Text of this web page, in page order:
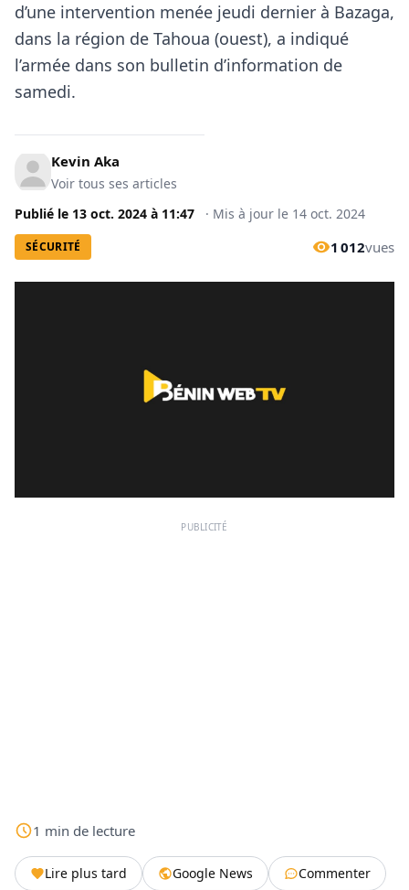
d’une intervention menée jeudi dernier à Bazaga,
dans la région de Tahoua (ouest), a indiqué
l’armée dans son bulletin d’information de
samedi.
Kevin Aka
Voir tous ses articles
Publié le 13 oct. 2024 à 11:47 · Mis à jour le 14 oct. 2024
SÉCURITÉ 1 012vues
PUBLICITÉ
1 min de lecture
Lire plus tard Google News
Commenter